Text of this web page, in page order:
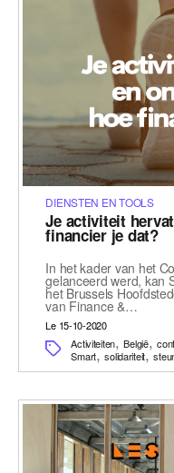
DIENSTEN EN TOOLS
Je activiteit
financier je dat?
In het kader van het
gelanceerd werd, kan
het Brussels
van Finance &…
Le 15-10-2020
Activiteiten,België,
Smart,solidariteit,